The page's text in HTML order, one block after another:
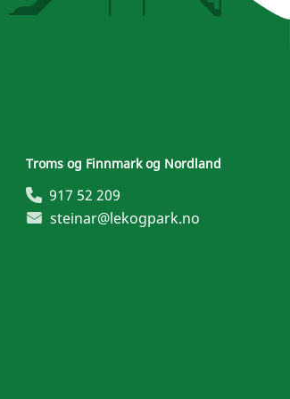
Troms og Finnmark og Nordland
917 52 209
steinar@lekogpark.no